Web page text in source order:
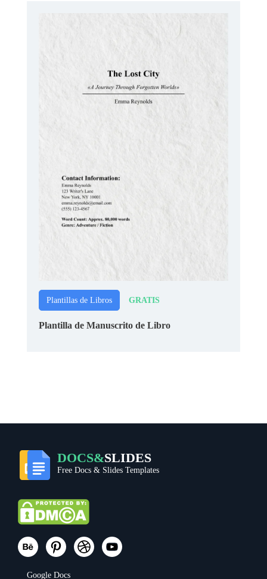
Plantillas de Libros GRATIS
Plantilla de Manuscrito de Libro
DOCS&SLIDES
Free Docs & Slides Templates
Google Docs